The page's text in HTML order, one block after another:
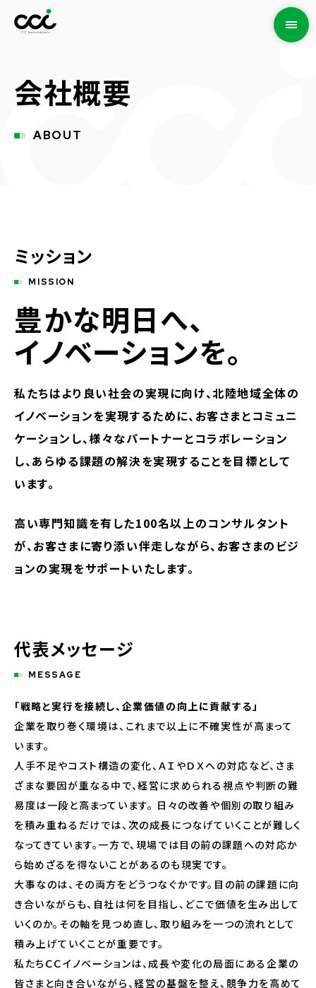
会社概要
ABOUT
ミッション
MISSION
豊かな明日へ、
イノベーションを。
私たちはより良い社会の実現に向け、北陸地域全体の
イノベーションを実現するために、お客さまとコミュニ
ケーションし、様々なパートナーとコラボレーション
し、あらゆる課題の解決を実現することを目標として
います。
高い専門知識を有した100名以上のコンサルタント
が、お客さまに寄り添い伴走しながら、お客さまのビジ
ョンの実現をサポートいたします。
代表メッセージ
MESSAGE
「戦略と実行を接続し、企業価値の向上に貢献する」
企業を取り巻く環境は、これまで以上に不確実性が高まって
います。
人手不足やコスト構造の変化、ＡＩやＤＸへの対応など、さま
ざまな要因が重なる中で、経営に求められる視点や判断の難
易度は一段と高まっています。 日々の改善や個別の取り組み
を積み重ねるだけでは、次の成長につなげていくことが難しく
なってきています。一方で、現場では目の前の課題への対応か
ら始めざるを得ないことがあるのも現実です。
大事なのは、その両方をどうつなぐかです。目の前の課題に向
き合いながらも、自社は何を目指し、どこで価値を生み出して
いくのか。その軸を見つめ直し、取り組みを一つの流れとして
積み上げていくことが重要です。
私たちＣＣイノベーションは、成長や変化の局面にある企業の
皆さまと向き合いながら、経営の基盤を整え、競争力を高めて